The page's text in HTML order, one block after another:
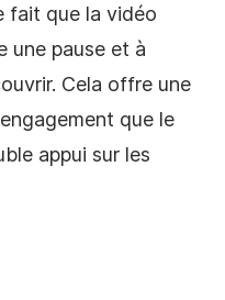
fait que la vidéo
une pause et à
Cela offre une
que le
appui sur les